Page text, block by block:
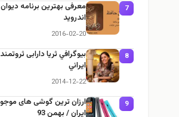
معرفی بهترین برنامه دیوان حافظ برای
اندروید
2016-02-20
بيوگرافي ثریا دارابی ثروتمندترين دختر
ايراني
2014-12-22
ارزان ترين گوشی‌ های موجود در بازار
ايران / بهمن 93